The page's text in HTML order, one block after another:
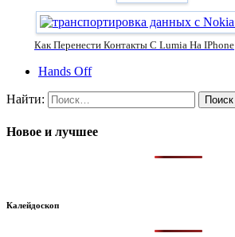
Как Перенести Контакты С Lumia На IPhone
Hands Off
Найти:
Новое и лучшее
Калейдоскоп